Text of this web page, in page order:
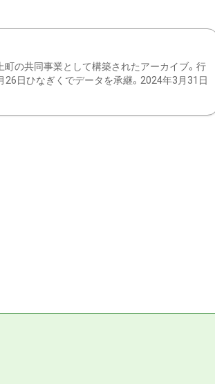
町の共同事業として構築されたアーカイブ。行
26日ひなぎくでデータを承継。2024年3月31日